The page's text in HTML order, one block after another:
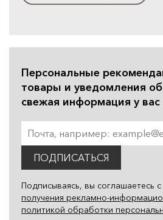
Персональные
товары и уведомления
свежая информация у вас
ПОДПИСАТЬСЯ
Подписываясь, вы соглашаетесь с
получения рекламно-
политикой обработки